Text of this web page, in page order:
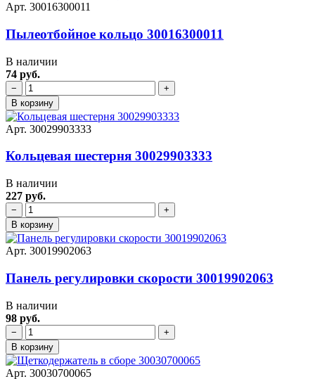
Арт. 30016300011
Пылеотбойное кольцо 30016300011
В наличии
74 руб.
−
+
В корзину
Арт. 30029903333
Кольцевая шестерня 30029903333
В наличии
227 руб.
−
+
В корзину
Арт. 30019902063
Панель регулировки скорости 30019902063
В наличии
98 руб.
−
+
В корзину
Арт. 30030700065